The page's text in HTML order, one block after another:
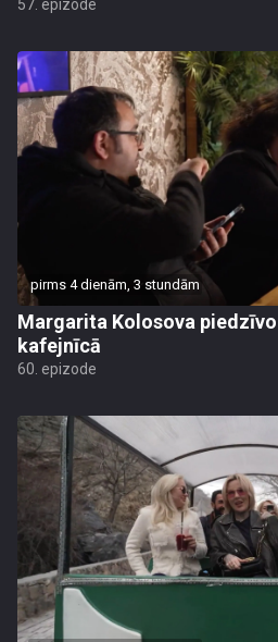
57. epizode
pirms 4 dienām, 3 stundām
Margarita Kolosova
kafejnīcā
60. epizode